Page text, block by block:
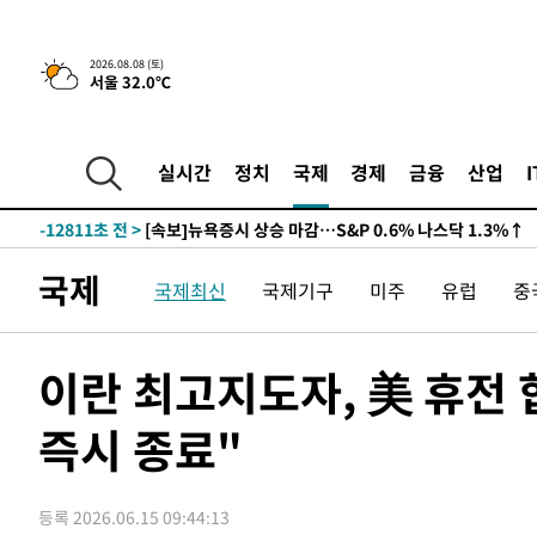
2026.08.08 (토)
서울 32.0℃
실시간 정치 국제 경제 금융 산업
-12831초 전 >
-31064초 전 > [속보]'압수수색·성접대 논란' 축구협회 "실망과 걱정 안
-12811초 전 >
[속보]뉴욕증시 상승 마감…S&P 0.6% 나스닥 1.3%↑
-31084초 전 >[속보]'압수수색·성접대 논란' 축구협회 "실망과 걱정 안
-12831초 전 >[속보]뉴욕증시 상승 마감…S&P 0.6% 나스닥 1.3%↑
국제 국제최신 국제기구 미주 유럽 중
이란 최고지도자, 美 휴
즉시 종료"
등록 2026.06.15 09:44:13